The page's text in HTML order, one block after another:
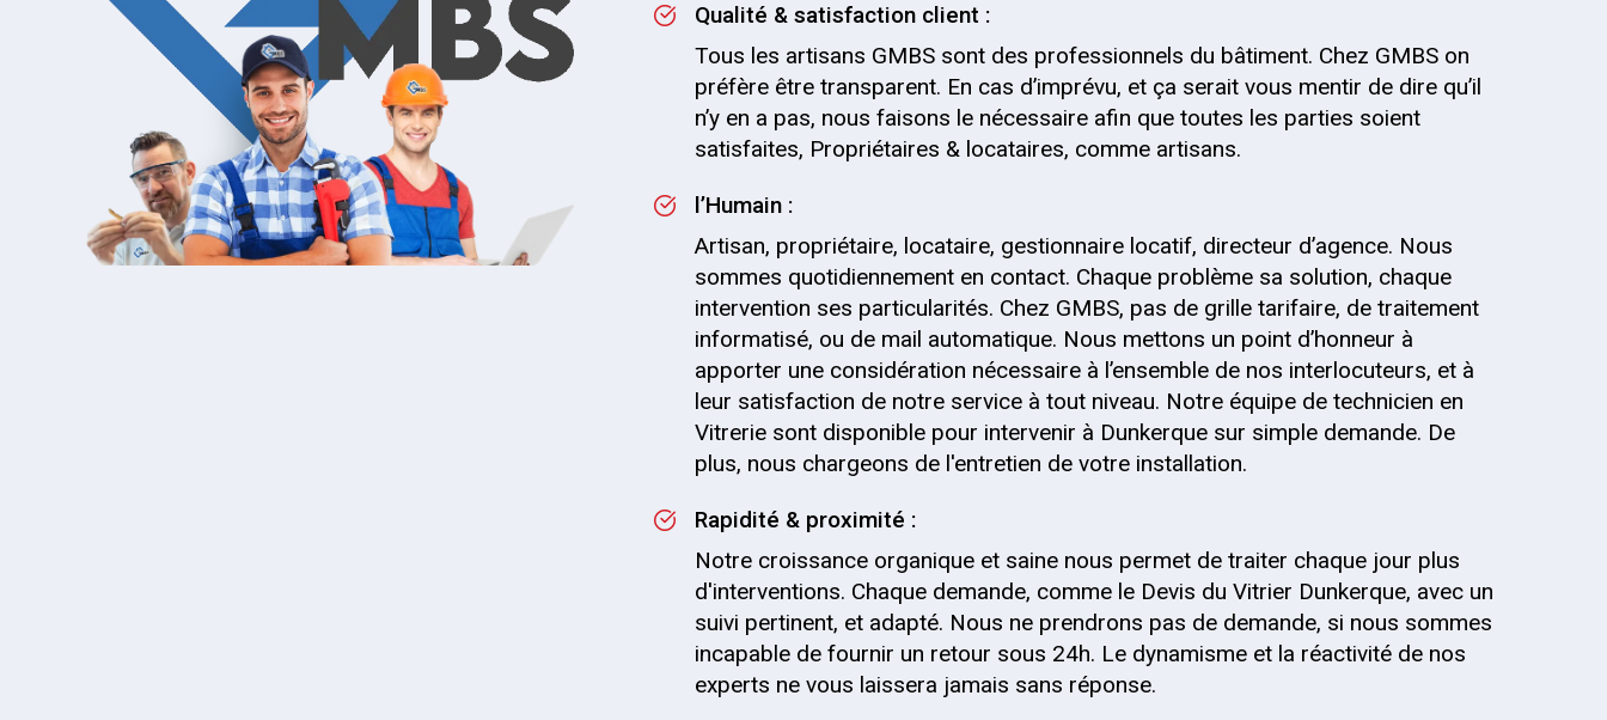
Qualité & satisfaction client :
Tous les artisans GMBS sont des professionnels du bâtiment. Chez GMBS on
préfère être transparent. En cas d’imprévu, et ça serait vous mentir de dire qu’il
n’y en a pas, nous faisons le nécessaire afin que toutes les parties soient
satisfaites, Propriétaires & locataires, comme artisans.
l’Humain :
Artisan, propriétaire, locataire, gestionnaire locatif, directeur d’agence. Nous
sommes quotidiennement en contact. Chaque problème sa solution, chaque
intervention ses particularités. Chez GMBS, pas de grille tarifaire, de traitement
informatisé, ou de mail automatique. Nous mettons un point d’honneur à
apporter une considération nécessaire à l’ensemble de nos interlocuteurs, et à
leur satisfaction de notre service à tout niveau. Notre équipe de technicien en
Vitrerie sont disponible pour intervenir à Dunkerque sur simple demande. De
plus, nous chargeons de l'entretien de votre installation.
Rapidité & proximité :
Notre croissance organique et saine nous permet de traiter chaque jour plus
d'interventions. Chaque demande, comme le Devis du Vitrier Dunkerque, avec un
suivi pertinent, et adapté. Nous ne prendrons pas de demande, si nous sommes
incapable de fournir un retour sous 24h. Le dynamisme et la réactivité de nos
experts ne vous laissera jamais sans réponse.